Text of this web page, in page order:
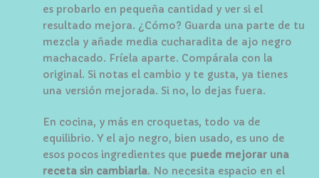
es probarlo en pequeña cantidad y ver si el
resultado mejora. ¿Cómo? Guarda una parte de tu
mezcla y añade media cucharadita de ajo negro
machacado. Fríela aparte. Compárala con la
original. Si notas el cambio y te gusta, ya tienes
una versión mejorada. Si no, lo dejas fuera.
En cocina, y más en croquetas, todo va de
equilibrio. Y el ajo negro, bien usado, es uno de
esos pocos ingredientes que puede mejorar una
receta sin cambiarla. No necesita espacio en el